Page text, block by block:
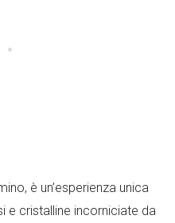
è un’esperienza unica
e cristalline incorniciate da